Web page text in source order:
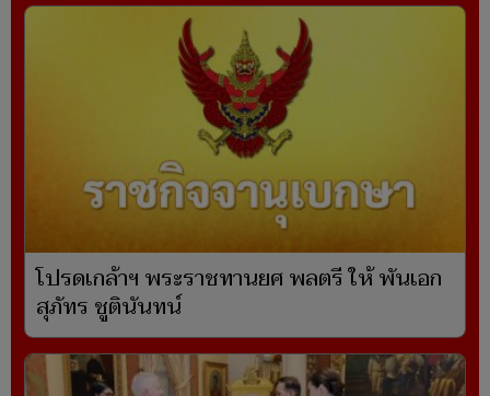
โปรดเกล้าฯ พระราชทานยศ พลตรี ให้ พันเอก
สุภัทร ชูตินันทน์